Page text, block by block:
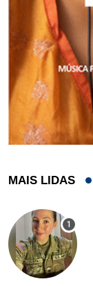
MAIS LIDAS